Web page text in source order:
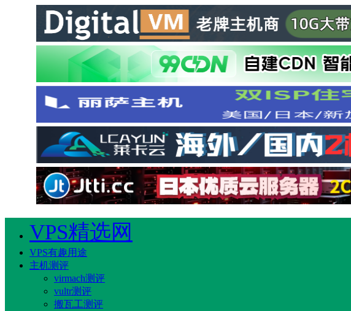
VPS精选网
VPS有趣用途
主机测评
virmach测评
vultr测评
搬瓦工测评